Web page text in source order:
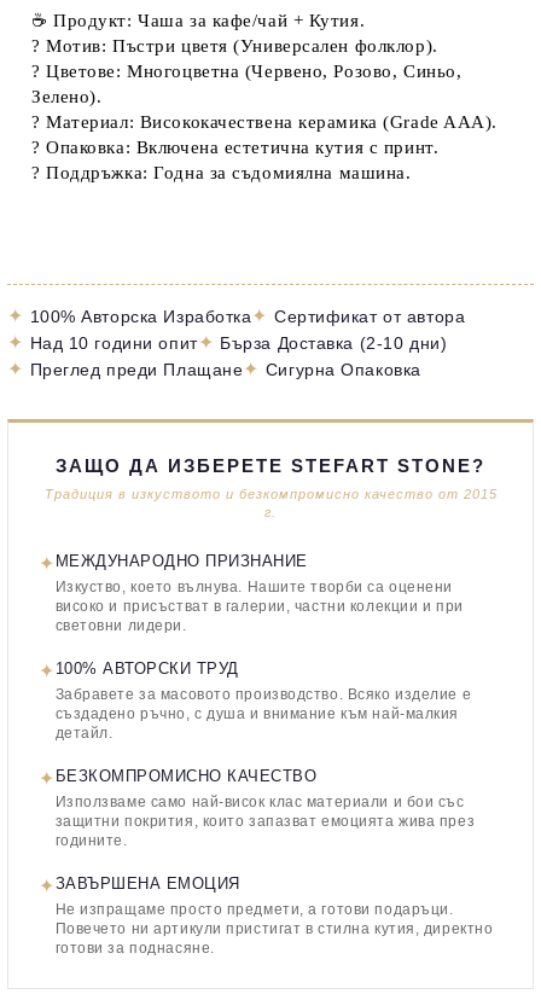
☕Продукт: Чаша за кафе/чай + Кутия.
?Мотив: Пъстри цветя (Универсален фолклор).
?Цветове: Многоцветна (Червено, Розово, Синьо,
Зелено).
?️Материал: Висококачествена керамика (Grade AAA).
?Опаковка: Включена естетична кутия с принт.
?Поддръжка: Годна засъдомиялна машина.
✦ 100% Авторска Изработка✦ Сертификат от автора
✦ Над 10 години опит✦ Бърза Доставка (2-10 дни)
✦ Преглед преди Плащане✦ Сигурна Опаковка
ЗАЩО ДА ИЗБЕРЕТЕ STEFART STONE?
Традиция в изкуството и безкомпромисно качество от 2015
г.
✦ МЕЖДУНАРОДНО ПРИЗНАНИЕ
Изкуство, което вълнува. Нашите творби са оценени
високо и присъстват в галерии, частни колекции и при
световни лидери.
✦ 100% АВТОРСКИ ТРУД
Забравете за масовото производство. Всяко изделие е
създадено ръчно, с душа и внимание към най-малкия
детайл.
✦ БЕЗКОМПРОМИСНО КАЧЕСТВО
Използваме само най-висок клас материали и бои със
защитни покрития, които запазват емоцията жива през
годините.
✦ЗАВЪРШЕНА ЕМОЦИЯ
Не изпращаме просто предмети, а готови подаръци.
Повечето ни артикули пристигат в стилна кутия, директно
готови за поднасяне.